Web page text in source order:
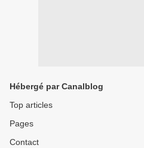
Hébergé par Canalblog
Top articles
Pages
Contact